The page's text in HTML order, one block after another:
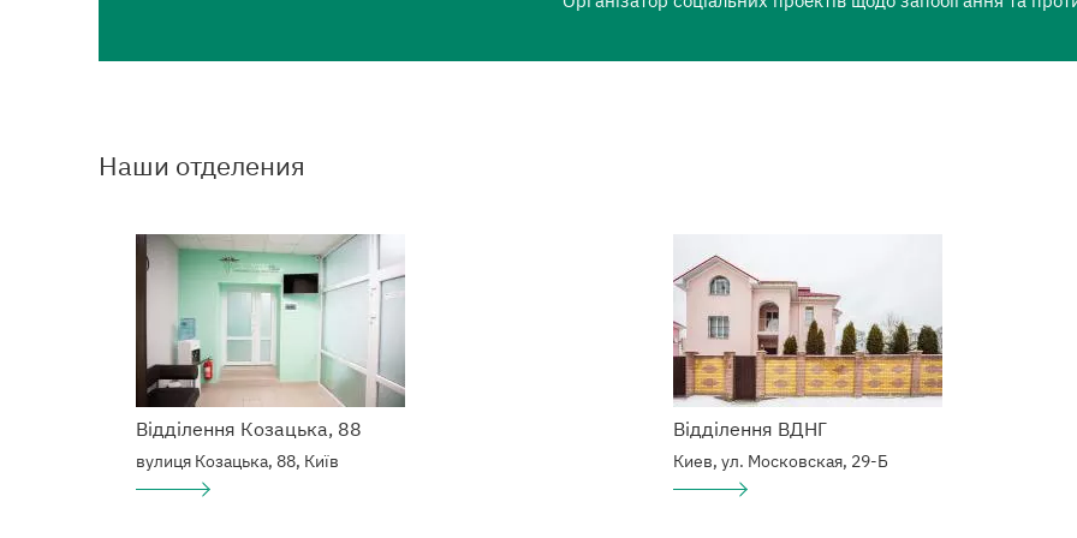
Наши отделения
Відділення Козацька, 88
вулиця Козацька, 88, Київ
Подробнее
о
Відділення ВДНГ
Киев, ул. Московская, 29-Б
Подробнее
о